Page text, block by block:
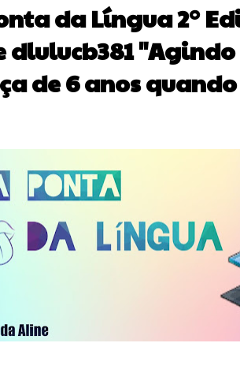
da Língua 2°
dlulucb381
de 6 anos